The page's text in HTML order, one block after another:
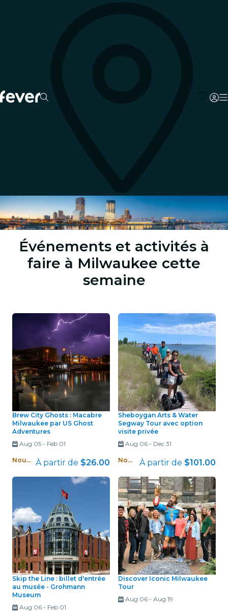
Événements et activités à
faire à Milwaukee cette
semaine
Brew City Ghosts : Macabre
Milwaukee par US Ghost
Adventures
Aug 05- Feb 01
Nouveau ! À partir de $26.00
Sheboygan Arts & Water
Segway Tour avec option
visite privée
Aug 06- Dec 31
Nouveau ! À partir de $101.00
Skip the Line : billet d'entrée
au musée - Grohmann
Museum
Aug 06- Feb 01
Discover Iconic Milwaukee
Tour
Aug 06- Aug 19